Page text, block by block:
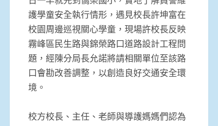
護學童安全執行情形，遇見校長許坤富在
校園周邊巡視關心學童，現場許校長反映
霧峰區民生路與錦榮路口道路設計工程問
題，經陳分局長允諾將請相關單位至該路
口會勘改善調整，以創造良好交通安全環
境。
校方校長、主任、老師與導護媽媽們認為